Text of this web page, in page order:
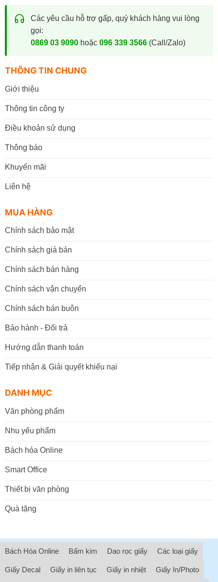
Các yêu cầu hỗ trợ gấp, quý khách hàng vui lòng
gọi:
0869 03 9090hoặc 096 339 3566(Call/Zalo)
THÔNG TIN CHUNG
Giới thiệu
Thông tin công ty
Điều khoản sử dụng
Thông báo
Khuyến mãi
Liên hệ
MUA HÀNG
Chính sách bảo mật
Chính sách giá bán
Chính sách bán hàng
Chính sách vận chuyển
Chính sách bán buôn
Bảo hành - Đổi trả
Hướng dẫn thanh toán
Tiếp nhận & Giải quyết khiếu nại
DANH MỤC
Văn phòng phẩm
Nhu yếu phẩm
Bách hóa Online
Smart Office
Thiết bị văn phòng
Quà tặng
Bách Hóa Online Bấm kim Dao rọc giấy Các loại giấy
Giấy Decal Giấy in liên tục Giấy in nhiệt Giấy In/Photo